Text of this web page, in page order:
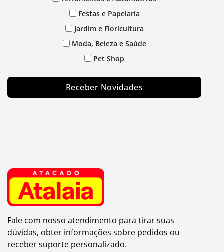
Festas e Papelaria
Jardim e Floricultura
Moda, Beleza e Saúde
Pet Shop
Receber Novidades
Fale com nosso atendimento para tirar suas
dúvidas, obter informações sobre pedidos ou
receber suporte personalizado.